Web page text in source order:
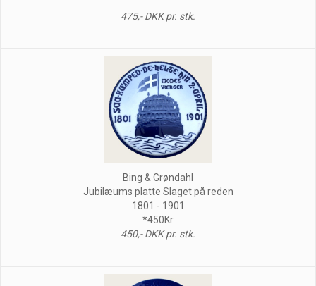
475,- DKK pr. stk.
Bing & Grøndahl
Jubilæums platte Slaget på reden
1801 - 1901
*450Kr
450,- DKK pr. stk.